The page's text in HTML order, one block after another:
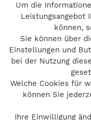
Home
Impressum
Datenschutz
Kontakt
Datenschutz
Um die
Leistungsangebot
können,
Sie können über
Einstellungen und
bei der Nutzung
Welche Cookies für
können Sie
Ihre Einwilligung